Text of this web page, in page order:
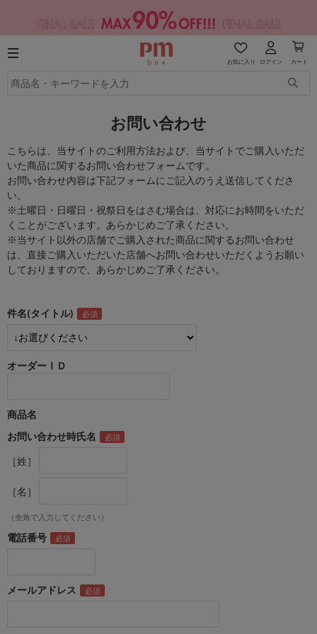
お気に入り ログイン カート
お問い合わせ
こちらは、当サイトのご利用方法および、当サイトでご購入いただ
いた商品に関するお問い合わせフォームです。
お問い合わせ内容は下記フォームにご記入のうえ送信してくださ
い。
※土曜日・日曜日・祝祭日をはさむ場合は、対応にお時間をいただ
くことがございます。あらかじめご了承ください。
※当サイト以外の店舗でご購入された商品に関するお問い合わせ
は、直接ご購入いただいた店舗へお問い合わせいただくようお願い
しておりますので、あらかじめご了承ください。
件名(タイトル)
オーダーＩＤ
商品名
お問い合わせ時氏名
［姓］
［名］
（全角で入力してください）
電話番号
メールアドレス